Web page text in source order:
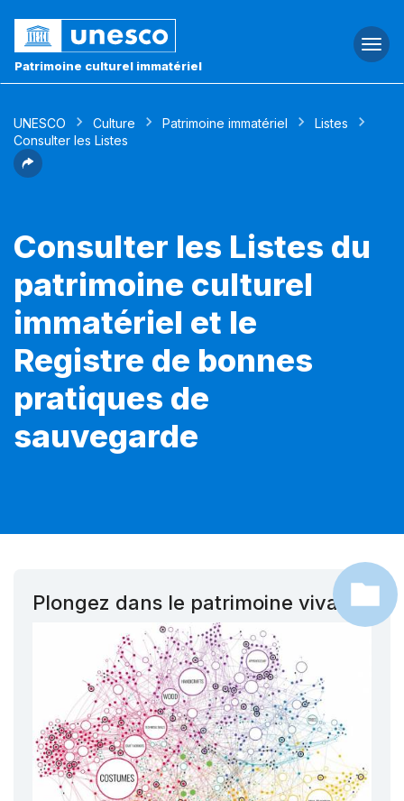
Patrimoine culturel immatériel
UNESCO Culture Patrimoine immatériel
Listes
Consulter les Listes
Consulter les Listes du
patrimoine culturel
immatériel et le
Registre de bonnes
pratiques de
sauvegarde
Plongez dans le patrimoine vivant !